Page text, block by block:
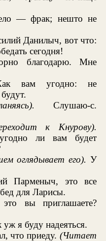
— фрак; нешто не
Данилыч, вот что:
сегодня!
благодарю. Мне
вам угодно: не
Слушаю-с.
к Кнурову).
ли вам будет
оглядывает его). У
Парменыч, это все
для Ларисы.
вы приглашаете?
уж я буду надеяться.
что приеду. (Читает